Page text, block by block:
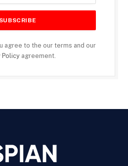
agree to the our terms and our
Policyagreement.